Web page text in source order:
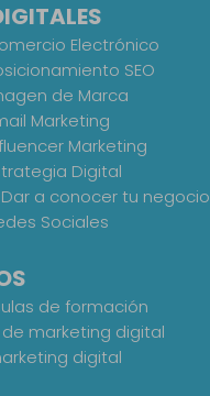
Electrónico
SEO
de Marca
Marketing
Marketing
Digital
a conocer tu negocio
Sociales
de formación
marketing digital
digital